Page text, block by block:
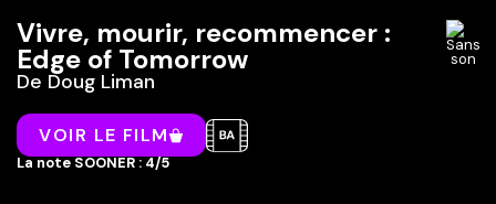
Vivre, mourir, recommencer :
Edge of Tomorrow
De Doug Liman
VOIR LE FILM
La note SOONER : 4/5